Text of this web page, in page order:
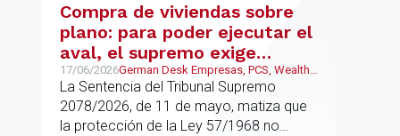
Compra de viviendas sobre
plano: para poder ejecutar el
aval, el supremo exige
adquisición para uso propio
residencial
17/06/2026German Desk Empresas, PCS, Wealth
Management & Family Business
La Sentencia del Tribunal Supremo
2078/2026, de 11 de mayo, matiza que
la protección de la Ley 57/1968 no